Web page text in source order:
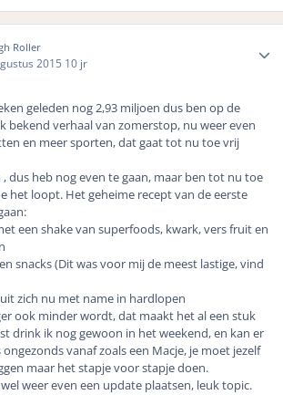
Roller
2015 10 jr
geleden nog 2,93 miljoen dus ben op de
bekend verhaal van zomerstop, nu weer even
en meer sporten, dat gaat tot nu toe vrij
, dus heb nog even te gaan, maar ben tot nu toe
het loopt. Het geheime recept van de eerste
een shake van superfoods, kwark, vers fruit en
snacks (Dit was voor mij de meest lastige, vind
zich nu met name in hardlopen
ook minder wordt, dat maakt het al een stuk
drink ik nog gewoon in het weekend, en kan er
vanaf zoals een Macje, je moet jezelf
maar het stapje voor stapje doen.
weer even een update plaatsen, leuk topic.